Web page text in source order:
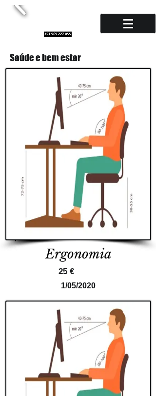
Saúde e bem estar
Ergonomia
25 €
1/05/2020